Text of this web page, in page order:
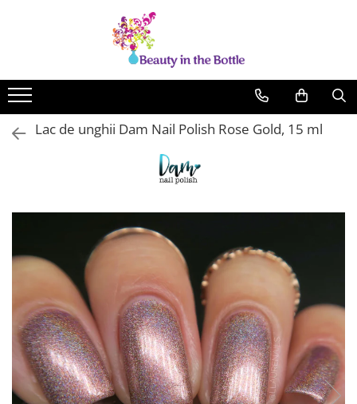
OPI
ILNP
Zoya
Cadillacquer
Cuticula
Phoenix Indie
Base coat
Top Coat
IngrijireLac de unghii Dam Nail Polish Rose Gold, 15 ml